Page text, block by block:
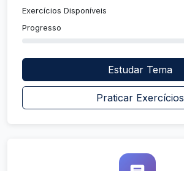
Exercícios Disponíveis
Progresso
Estudar Tema
Praticar Exercícios